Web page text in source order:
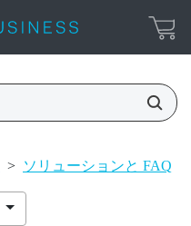
> ソリューションと FAQ